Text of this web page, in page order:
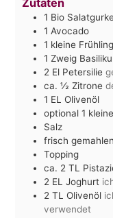
1 Bio Salatgurke
1 Avocado
1 kleine
1 Zweig
2 El Petersilie
ca. ½Zitrone
1 EL Olivenöl
optional 1
Salz
frisch
Topping
ca. 2 TL
2 EL Joghurt
2 TL Olivenöl
verwendet